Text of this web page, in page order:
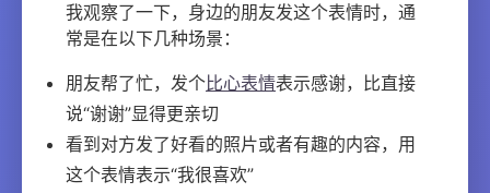
我观察了一下，身边的朋友发这个表情时，通
常是在以下几种场景：
朋友帮了忙，发个比心表情表示感谢，比直接
说“谢谢”显得更亲切
看到对方发了好看的照片或者有趣的内容，用
这个表情表示“我很喜欢”